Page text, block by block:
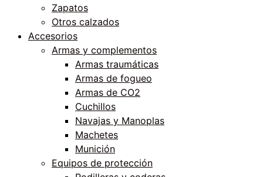
Zapatos
Otros calzados
Accesorios
Armas y complementos
Armas traumáticas
Armas de fogueo
Armas de CO2
Cuchillos
Navajas y Manoplas
Machetes
Munición
Equipos de protección